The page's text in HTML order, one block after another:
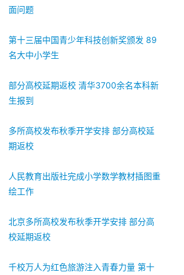
面问题
第十三届中国青少年科技创新奖颁发 89
名大中小学生
部分高校延期返校 清华3700余名本科新
生报到
多所高校发布秋季开学安排 部分高校延
期返校
人民教育出版社完成小学数学教材插图重
绘工作
北京多所高校发布秋季开学安排 部分高
校延期返校
千校万人为红色旅游注入青春力量 第十